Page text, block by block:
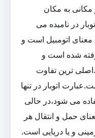
مکانی به مکان
در نامیده می
معنای اتومبیل است و
شده است و
ترین تفاوت
اتوبار در تنها
می شود،در حالی
حمل و انتقال هر
و یا دریایی است.